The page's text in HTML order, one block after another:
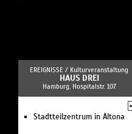
EREIGNISSE / Kulturveranstaltung
HAUS DREI
Hamburg, Hospitalstr. 107
Stadtteilzentrum in Altona